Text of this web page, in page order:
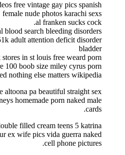
free vintage gay pics spanish
female nude photos karachi sexs
al franken sucks cock.
blood search bleeding disorders
adult attention deficit disorder
bladder
in st louis free weard porn.
100 boob size miley cyrus porn
nothing else matters wikipedia.
altoona pa beautiful straight sex
homemade porn naked male
cards.
filled cream teens 5 katrina
ex wife pics vida guerra naked
cell phone pictures.